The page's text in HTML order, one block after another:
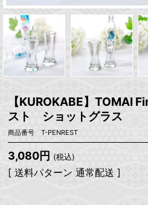
【KUROKABE】TOMAI
スト ショットグラス
商品番号 T-PENREST
3,080円 (税込)
[ 送料パターン 通常配送 ]